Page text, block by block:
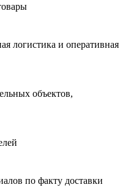
логистика и оперативная
объектов,
по факту доставки